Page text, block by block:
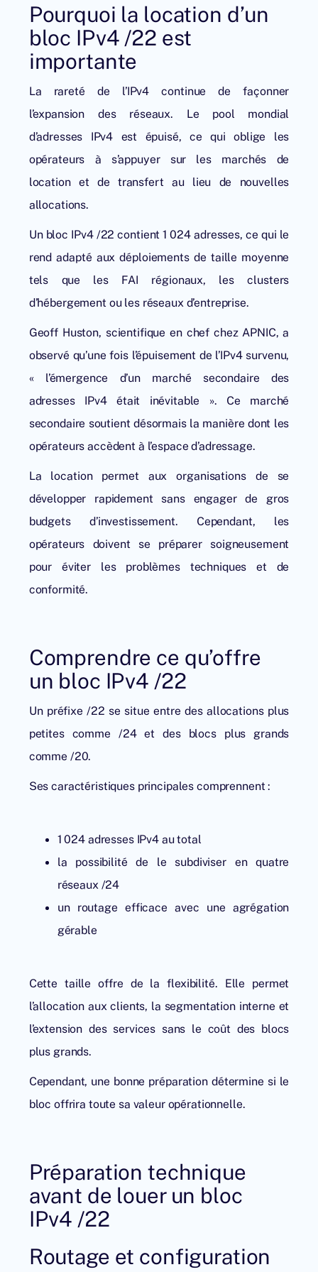
Pourquoi la location d’un
bloc IPv4 /22 est
importante
La rareté de l’IPv4 continue de façonner
l’expansion des réseaux. Le pool mondial
d’adresses IPv4 est épuisé, ce qui oblige les
opérateurs à s’appuyer sur les marchés de
location et de transfert au lieu de nouvelles
allocations.
Un bloc IPv4 /22 contient 1 024 adresses, ce qui le
rend adapté aux déploiements de taille moyenne
tels que les FAI régionaux, les clusters
d’hébergement ou les réseaux d’entreprise.
Geoff Huston, scientifique en chef chez APNIC, a
observé qu’une fois l’épuisement de l’IPv4 survenu,
« l’émergence d’un marché secondaire des
adresses IPv4 était inévitable ». Ce marché
secondaire soutient désormais la manière dont les
opérateurs accèdent à l’espace d’adressage.
La location permet aux organisations de se
développer rapidement sans engager de gros
budgets d’investissement. Cependant, les
opérateurs doivent se préparer soigneusement
pour éviter les problèmes techniques et de
conformité.
Comprendre ce qu’offre
un bloc IPv4 /22
Un préfixe /22 se situe entre des allocations plus
petites comme /24 et des blocs plus grands
comme /20.
Ses caractéristiques principales comprennent :
1 024 adresses IPv4 au total
la possibilité de le subdiviser en quatre
réseaux /24
un routage efficace avec une agrégation
gérable
Cette taille offre de la flexibilité. Elle permet
l’allocation aux clients, la segmentation interne et
l’extension des services sans le coût des blocs
plus grands.
Cependant, une bonne préparation détermine si le
bloc offrira toute sa valeur opérationnelle.
Préparation technique
avant de louer un bloc
IPv4 /22
Routage et configuration